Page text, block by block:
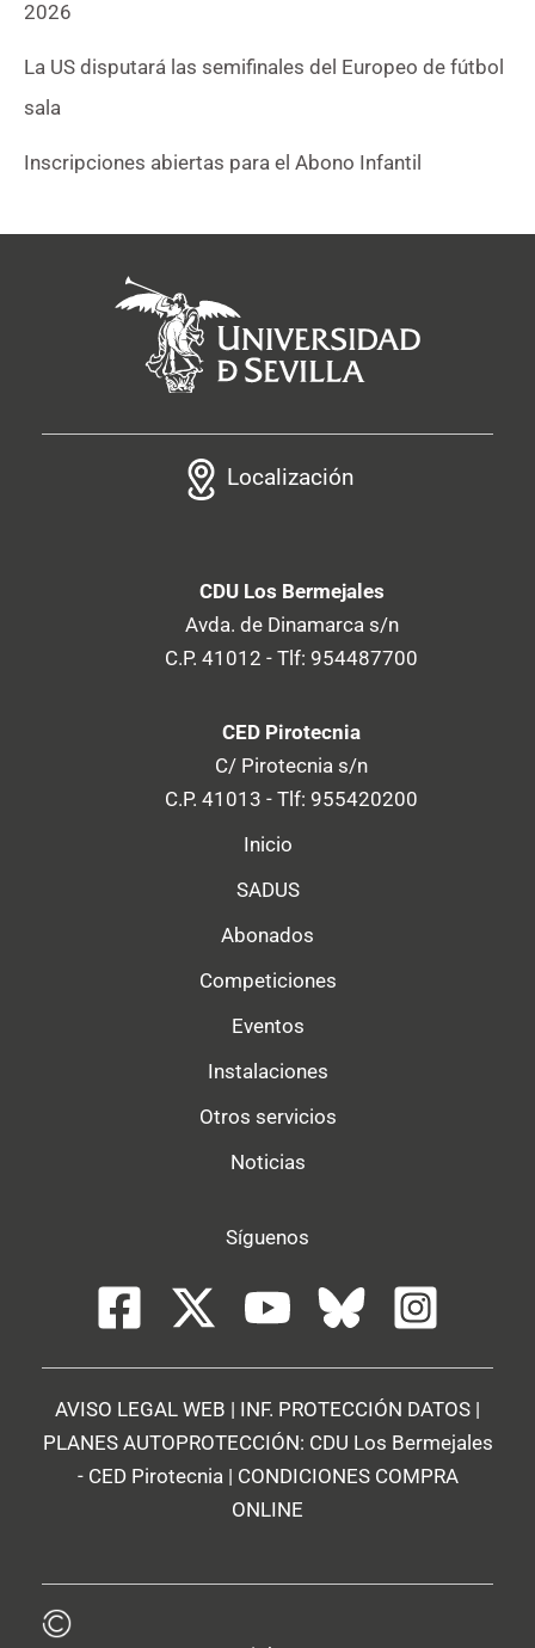
2026
La US disputará las semifinales del Europeo de fútbol
sala
Inscripciones abiertas para el Abono Infantil
Localización
CDU Los Bermejales
Avda. de Dinamarca s/n
C.P. 41012 - Tlf: 954487700
CED Pirotecnia
C/ Pirotecnia s/n
C.P. 41013 - Tlf: 955420200
Inicio
SADUS
Abonados
Competiciones
Eventos
Instalaciones
Otros servicios
Noticias
Síguenos
AVISO LEGAL WEB | INF. PROTECCIÓN DATOS |
PLANES AUTOPROTECCIÓN: CDU Los Bermejales
- CED Pirotecnia | CONDICIONES COMPRA
ONLINE